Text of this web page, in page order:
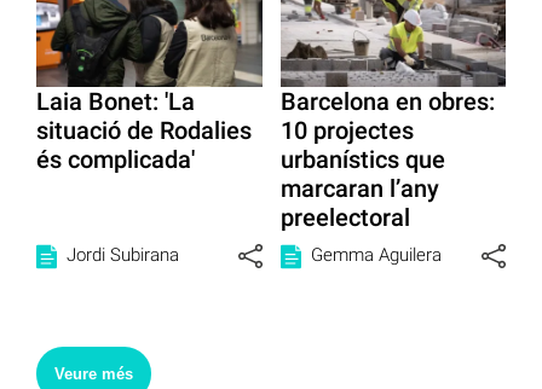
Laia Bonet: 'La
situació de Rodalies
és complicada'
Jordi Subirana
Barcelona en obres:
10 projectes
urbanístics que
marcaran l’any
preelectoral
Gemma Aguilera
Veure més